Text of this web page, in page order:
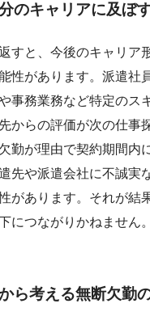
のキャリアに及ぼ
すと、今後のキャリア
性があります。派遣社
事務業務など特定のス
からの評価が次の仕事
勤が理由で契約期間内
先や派遣会社に不誠実
があります。それが結
につながりかねません。
ら考える無断欠勤